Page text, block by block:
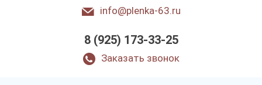
info@plenka-63.ru
8 (925) 173-33-25
Заказать звонок